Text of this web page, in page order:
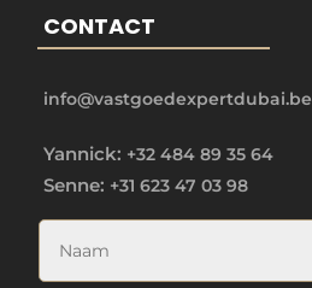
CONTACT
info@vastgoedexpertdubai.be
Yannick: +32 484 89 35 64
Senne: +31 623 47 03 98